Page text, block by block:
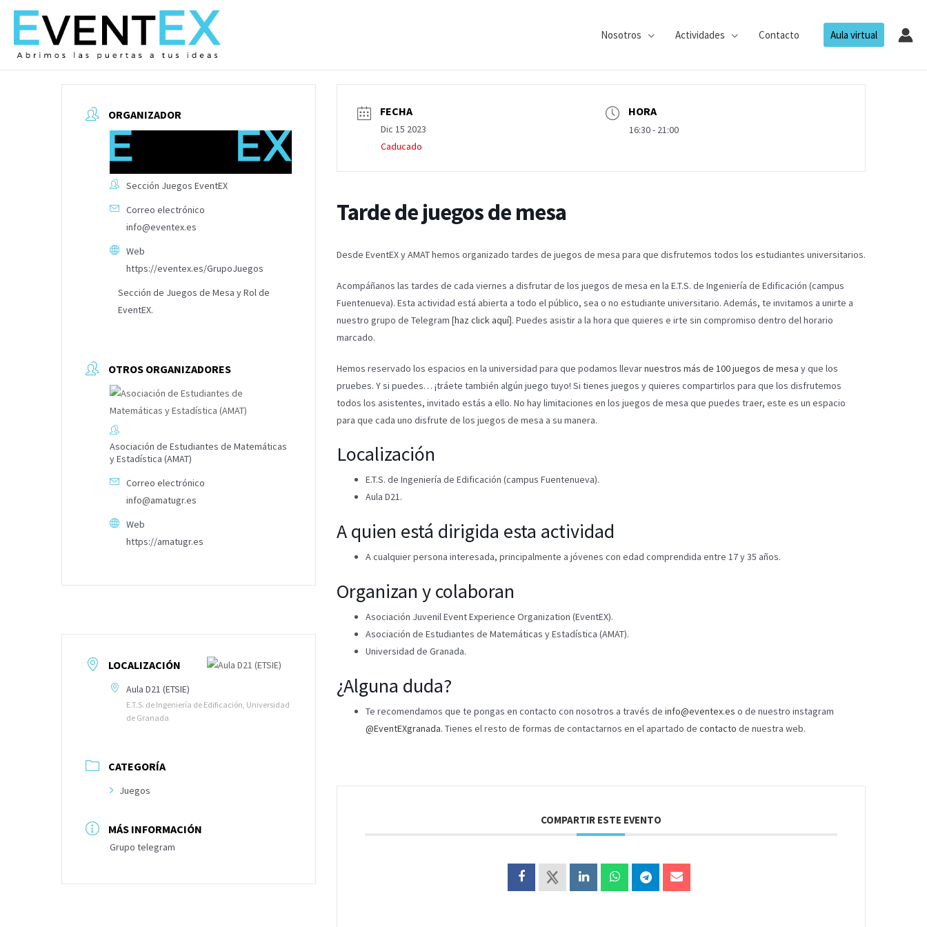
contenido
Nosotros Actividades Contacto Aula virtual
ORGANIZADOR
Sección Juegos EventEX
Correo electrónico
info@eventex.es
Web
https://eventex.es/GrupoJuegos
Sección de Juegos de Mesa y Rol de
EventEX.
OTROS ORGANIZADORES
Asociación de Estudiantes de Matemáticas
y Estadística (AMAT)
Correo electrónico
info@amatugr.es
Web
https://amatugr.es
LOCALIZACIÓN
Aula D21 (ETSIE)
E.T.S. de Ingeniería de Edificación, Universidad
de Granada
CATEGORÍA
Juegos
MÁS INFORMACIÓN
Grupo telegram
FECHA
Dic 15 2023
Caducado
HORA
16:30 - 21:00
Tarde de juegos de mesa
Desde EventEX y AMAT hemos organizado tardes de juegos de mesa para que disfrutemos todos los estudiantes universitarios.
Acompáñanos las tardes de cada viernes a disfrutar de los juegos de mesa en la E.T.S. de Ingeniería de Edificación (campus
Fuentenueva). Esta actividad está abierta a todo el público, sea o no estudiante universitario. Además, te invitamos a unirte a
nuestro grupo de Telegram [haz click aquí]. Puedes asistir a la hora que quieres e irte sin compromiso dentro del horario
marcado.
Hemos reservado los espacios en la universidad para que podamos llevarnuestros más de 100 juegos de mesa y que los
pruebes. Y si puedes… ¡tráete también algún juego tuyo! Si tienes juegos y quieres compartirlos para que los disfrutemos
todos los asistentes, invitado estás a ello. No hay limitaciones en los juegos de mesa que puedes traer, este es un espacio
para que cada uno disfrute de los juegos de mesa a su manera.
Localización
E.T.S. de Ingeniería de Edificación (campus Fuentenueva).
Aula D21.
A quien está dirigida esta actividad
A cualquier persona interesada, principalmente a jóvenes con edad comprendida entre 17 y 35 años.
Organizan y colaboran
Asociación Juvenil Event Experience Organization (EventEX).
Asociación de Estudiantes de Matemáticas y Estadística (AMAT).
Universidad de Granada.
¿Alguna duda?
Te recomendamos que te pongas en contacto con nosotros a través de info@eventex.es o de nuestro instagram
@EventEXgranada. Tienes el resto de formas de contactarnos en el apartado de contacto de nuestra web.
COMPARTIR ESTE EVENTO